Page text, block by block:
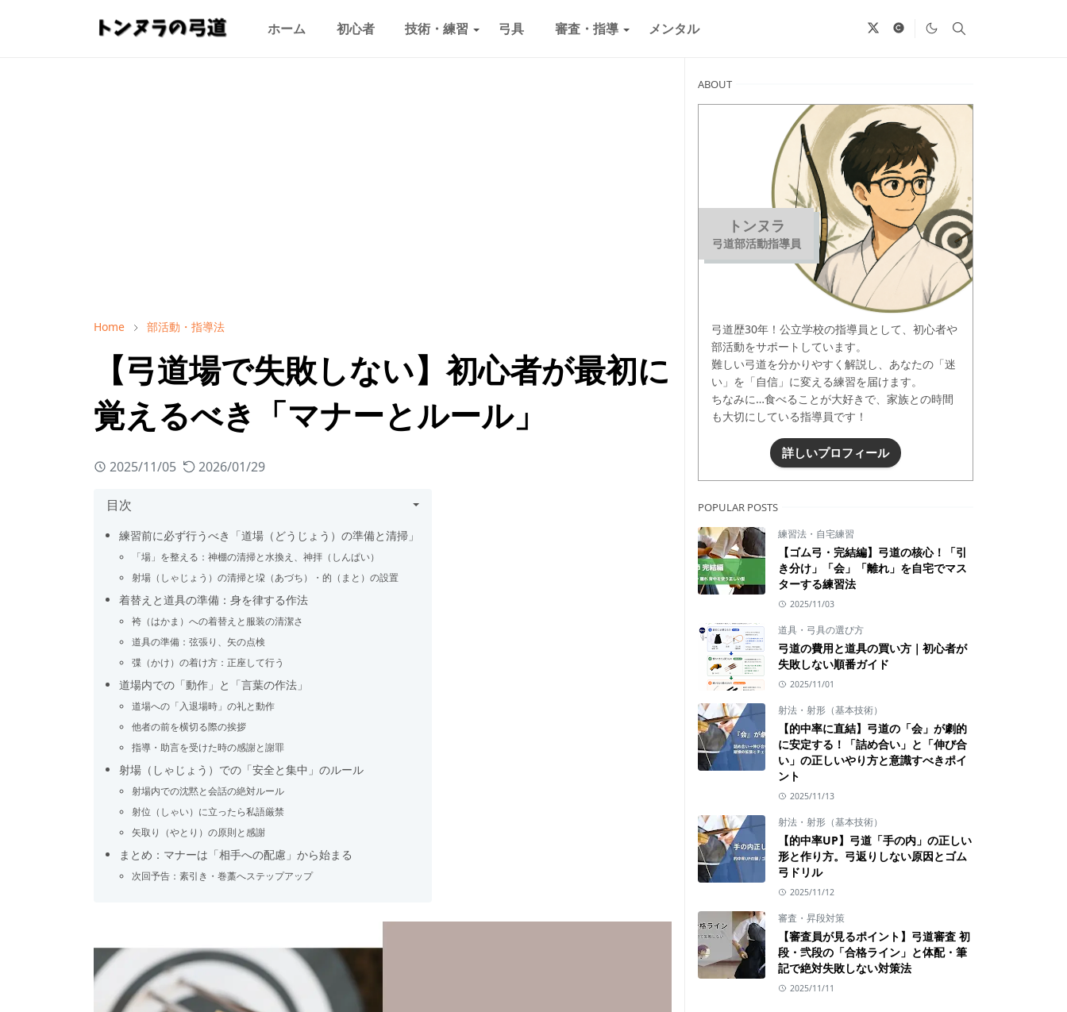
ホーム 初心者 技術・練習 弓具 審査・指導 メンタル
Home 部活動・指導法
【弓道場で失敗しない】初心者が最初に
覚えるべき「マナーとルール」
2025/11/05 2026/01/29
目次
練習前に必ず行うべき「道場（どうじょう）の準備と清掃」
「場」を整える：神棚の清掃と水換え、神拝（しんぱい）
射場（しゃじょう）の清掃と垜（あづち）・的（まと）の設置
着替えと道具の準備：身を律する作法
袴（はかま）への着替えと服装の清潔さ
道具の準備：弦張り、矢の点検
弽（かけ）の着け方：正座して行う
道場内での「動作」と「言葉の作法」
道場への「入退場時」の礼と動作
他者の前を横切る際の挨拶
指導・助言を受けた時の感謝と謝罪
射場（しゃじょう）での「安全と集中」のルール
射場内での沈黙と会話の絶対ルール
射位（しゃい）に立ったら私語厳禁
矢取り（やとり）の原則と感謝
まとめ：マナーは「相手への配慮」から始まる
次回予告：素引き・巻藁へステップアップ
ABOUT
トンヌラ
弓道部活動指導員
弓道歴30年！公立学校の指導員として、初心者や
部活動をサポートしています。
難しい弓道を分かりやすく解説し、あなたの「迷
い」を「自信」に変える練習を届けます。
ちなみに…食べることが大好きで、家族との時間
も大切にしている指導員です！
詳しいプロフィール
POPULAR POSTS
練習法・自宅練習
【ゴム弓・完結編】弓道の核心！「引
き分け」「会」「離れ」を自宅でマス
ターする練習法
2025/11/03
道具・弓具の選び方
弓道の費用と道具の買い方｜初心者が
失敗しない順番ガイド
2025/11/01
射法・射形（基本技術）
【的中率に直結】弓道の「会」が劇的
に安定する！「詰め合い」と「伸び合
い」の正しいやり方と意識すべきポイ
ント
2025/11/13
射法・射形（基本技術）
【的中率UP】弓道「手の内」の正しい
形と作り方。弓返りしない原因とゴム
弓ドリル
2025/11/12
審査・昇段対策
【審査員が見るポイント】弓道審査 初
段・弐段の「合格ライン」と体配・筆
記で絶対失敗しない対策法
2025/11/11